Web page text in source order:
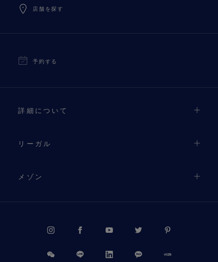
店舗を探す
予約する
詳細について
リーガル
メゾン